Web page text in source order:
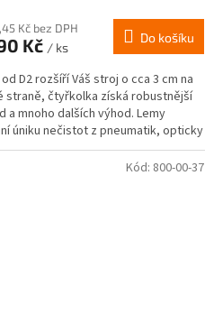
Kč bez DPH
Kč / ks
Do košíku
D2 rozšíří Váš stroj o cca 3 cm na
straně, čtyřkolka získá robustnější
a mnoho dalších výhod. Lemy
úniku nečistot z pneumatik, opticky
Kód: 800-00-37